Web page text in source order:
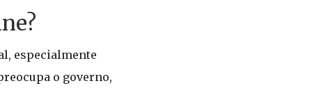
especialmente
o governo,